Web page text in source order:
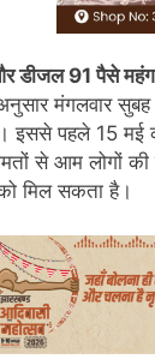
डीजल 91 पैसे
मंगलवार
इससे पहले 15 मई
से आम लोगों की
मिल सकता है।